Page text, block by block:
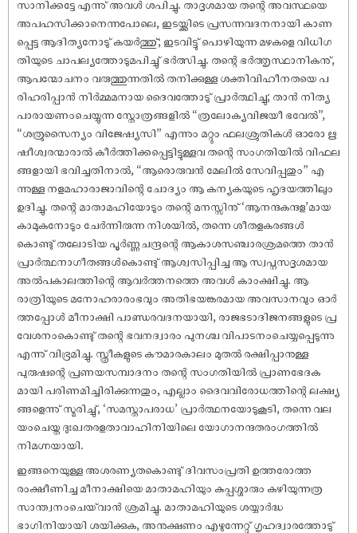
സാനിക്കട്ടേ എന്നു് അവൾ ശപിച്ചു. താദൃശമായ തന്റെ അവസ്ഥയെ
അപഹസിക്കാനെന്നപോലെ, ഇടയ്ക്കിടെ പ്രസന്നവദനനായി കാണ
പ്പെട്ട ആദിത്യനോടു് കയർത്തു്; ഇടവിട്ടു് പൊഴിയുന്ന മഴകളെ വിധിഗ
തിയുടെ ചാപല്യത്തോടുമപിച്ചു് ഭർത്സിച്ചു. തന്റെ ഭർത്തൃസ്ഥാനികനു്,
ആപന്മോചനം വരുത്തുന്നതിൽ തനിക്കുള്ള ശക്തിവിഹീനതയെ പ
രിഹരിപ്പാൻ നിർമ്മമനായ ദൈവത്തോടു് പ്രാർത്ഥിച്ചു; താൻ നിത്യ
പാരായണംചെയ്യുന്ന സ്തോത്രങ്ങളിൽ “ത്രലോക്യവിജയീ ഭവേൽ”,
“ശത്രുസൈന്യം വിജേഷ്യസി” എന്നും മറ്റും ഫലശ്രുതികൾ ഓരോ ഋ
ഷീശ്വരന്മാരാൽ കീർത്തിക്കപ്പെട്ടിട്ടുള്ളവ തന്റെ സംഗതിയിൽ വിഫല
ങ്ങളായി ഭവിച്ചതിനാൽ, “ആരൊരുവൻ മേലിൽ സേവിപ്പതും” എ
ന്നുള്ള നളമഹാരാജാവിന്റെ ചോദ്യം ആ കന്യകയുടെ ഹൃദയത്തിലും
ഉദിച്ചു. തന്റെ മാതാമഹിയോടും തന്റെ മനസ്സിനു് ‘ആനന്ദകന്ദള’മായ
കാമുകനോടും ചേർന്നിരുന്ന നിശയിൽ, തന്നെ ശീതളകരങ്ങൾ
കൊണ്ടു് തലോടിയ പൂർണ്ണചന്ദ്രന്റെ ആകാശസഞ്ചാരശ്രമത്തെ താൻ
പ്രാർത്ഥനാഗീതങ്ങൾകൊണ്ടു് ആശ്വസിപ്പിച്ച ആ സ്വപ്നസദൃശമായ
അൽപകാലത്തിന്റെ ആവർത്തനത്തെ അവൾ കാംക്ഷിച്ചു. ആ
രാത്രിയുടെ മനോഹരാരംഭവും അതിഭയങ്കരമായ അവസാനവും ഓർ
ത്തപ്പോൾ മീനാക്ഷി പാണ്ഡരവദനയായി, രാജഭടാദിജനങ്ങളുടെ പ്ര
വേശനംകൊണ്ടു് തന്റെ ഭവനദ്വാരം പുനശ്ച വിപാടനംചെയ്യപ്പെടുന്നു
എന്നു് വിഭ്രമിച്ചു. സ്ത്രീകളുടെ കൗമാരകാലം മുതൽ രക്ഷിപ്പാനുള്ള
പുരുഷന്റെ പ്രണയസമ്പാദനം തന്റെ സംഗതിയിൽ പ്രാണഭേദക
മായി പരിണമിച്ചിരിക്കുന്നതും, എല്ലാം ദൈവവിരോധത്തിന്റെ ലക്ഷ്യ
ങ്ങളെന്നു് സ്മരിച്ചു്, ‘സമസ്താപരാധ’ പ്രാർത്ഥനയോടുകൂടി, തന്നെ വല
യംചെയ്ത ദുഃഖതരളതാവാഹിനിയിലെ യോഗാനന്ദതരംഗത്തിൽ
നിമഗ്നയായി.
ഇങ്ങനെയുള്ള അശരണ്യതകൊണ്ടു് ദിവസംപ്രതി ഉത്തരോത്ത
രംക്ഷീണിച്ച മീനാക്ഷിയെ മാതാമഹിയും കുപ്പശ്ശാരും കഴിയുന്നത്ര
സാന്ത്വനംചെയ്‌‌വാൻ ശ്രമിച്ചു. മാതാമഹിയുടെ ശയ്യാർദ്ധ
ഭാഗിനിയായി ശയിക്കുക, അനുക്ഷണം എഴുന്നേറ്റു് ഗൃഹദ്വാരത്തോടു്